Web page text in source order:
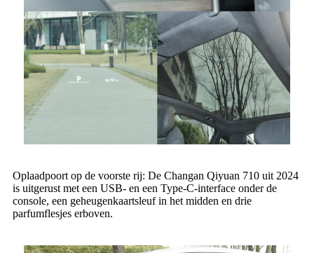
Oplaadpoort op de voorste rij: De Changan Qiyuan 710 uit 2024
is uitgerust met een USB- en een Type-C-interface onder de
console, een geheugenkaartsleuf in het midden en drie
parfumflesjes erboven.